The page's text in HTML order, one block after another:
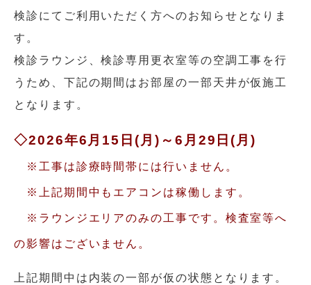
検診にてご利用いただく方へのお知らせとなりま
す。
検診ラウンジ、検診専用更衣室等の空調工事を行
うため、下記の期間はお部屋の一部天井が仮施工
となります。
◇2026年6月15日(月)～6月29日(月)
※工事は診療時間帯には行いません。
※上記期間中もエアコンは稼働します。
※ラウンジエリアのみの工事です。検査室等へ
の影響はございません。
上記期間中は内装の一部が仮の状態となります。